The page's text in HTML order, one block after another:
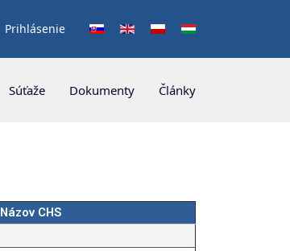
Prihlásenie Vyberte váš jazyk
Súťaže Dokumenty Články
Názov CHS